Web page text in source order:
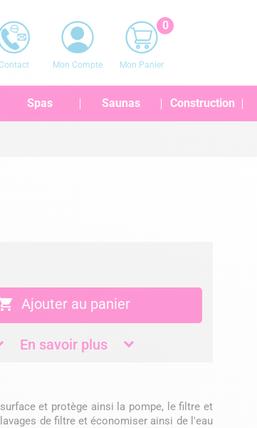
Mon Compte
0
Mon Panier
Spas Saunas Construction
Ajouter au panier
En savoir plus
et protège ainsi la pompe, le filtre et
de filtre et économiser ainsi de l'eau